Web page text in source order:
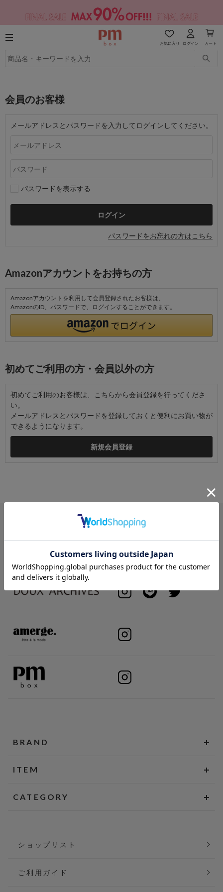
お気に入り ログイン カート
会員のお客様
メールアドレスとパスワードを入力してログインしてください。
パスワードを表示する
パスワードをお忘れの方はこちら
Amazonアカウントをお持ちの方
Amazonアカウントを利用して会員登録されたお客様は、
AmazonのID、パスワードで、ログインすることができます。
初めてご利用の方・会員以外の方
初めてご利用のお客様は、こちらから会員登録を行ってくださ
い。
メールアドレスとパスワードを登録しておくと便利にお買い物が
できるようになります。
BRAND
ITEM
CATEGORY
ショップリスト
ご利用ガイド